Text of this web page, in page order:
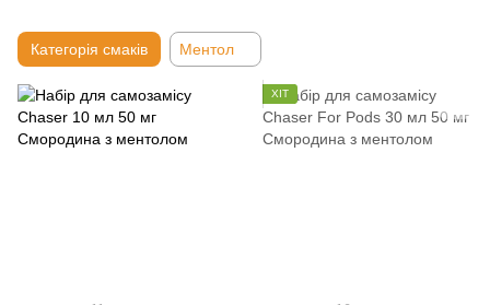
Категорія смаків Ментол
ХІТ